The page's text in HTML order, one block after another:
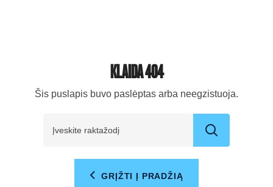
KLAIDA 404
Šis puslapis buvo paslėptas arba neegzistuoja.
GRĮŽTI Į PRADŽIĄ